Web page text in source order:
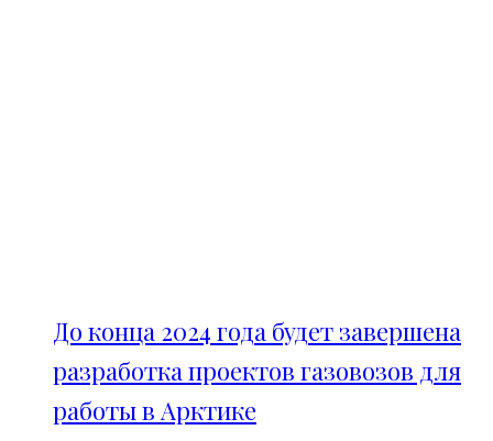
До конца 2024 года будет завершена
разработка проектов газовозов для
работы в Арктике